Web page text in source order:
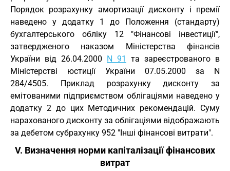
Порядок розрахунку амортизації дисконту і премії
наведено у додатку 1 до Положення (стандарту)
бухгалтерського обліку 12 "Фінансові інвестиції",
затвердженого наказом Міністерства фінансів
України від 26.04.2000 N 91
та зареєстрованого в
Міністерстві юстиції України 07.05.2000 за N
284/4505. Приклад розрахунку дисконту за
емітованими підприємством облігаціями наведено у
додатку 2 до цих Методичних рекомендацій. Суму
нарахованого дисконту за облігаціями відображають
за дебетом субрахунку 952 "Інші фінансові витрати".
V. Визначення норми капіталізації фінансових
витрат